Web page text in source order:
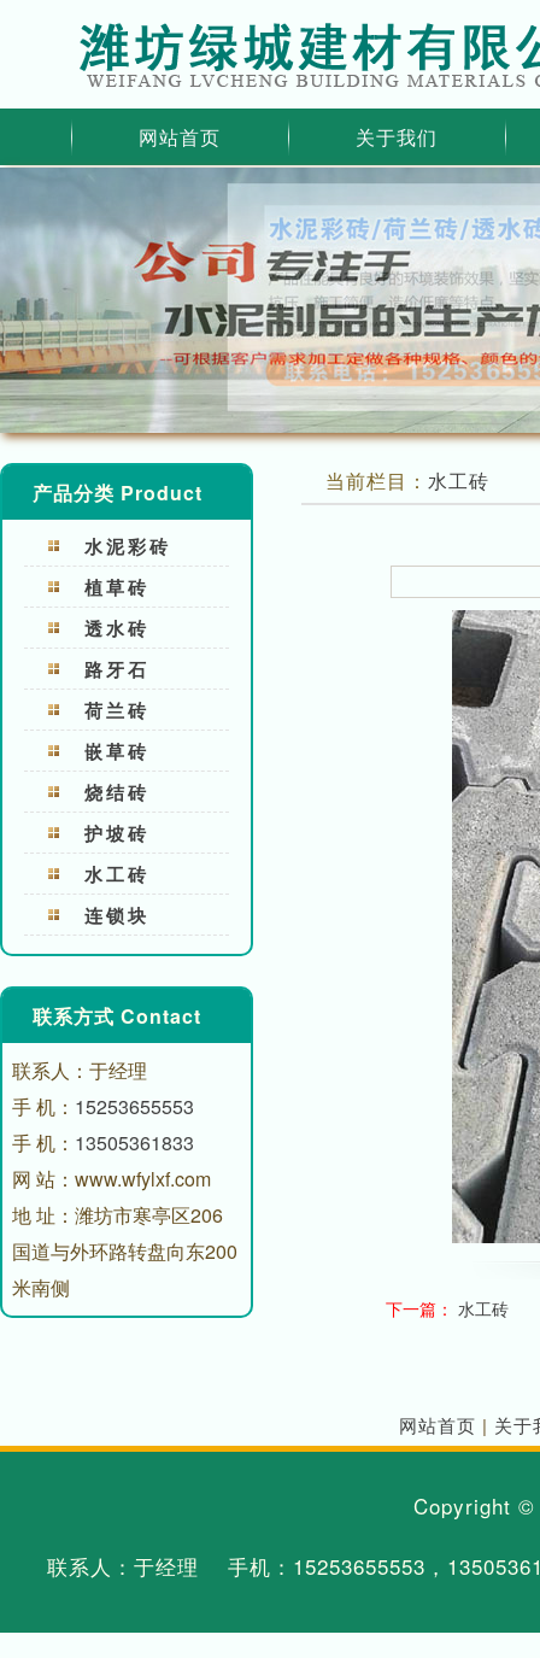
网站首页 关于我们
产品分类 Product
水泥彩砖
植草砖
透水砖
路牙石
荷兰砖
嵌草砖
烧结砖
护坡砖
水工砖
连锁块
联系方式 Contact
联系人：于经理
手 机： 15253655553
手 机： 13505361833
网 站：www.wfylxf.com
地 址：潍坊市寒亭区206
国道与外环路转盘向东200
米南侧
当前栏目： 水工砖
下一篇： 水工砖
网站首页 | 关于
Copyright
联系人：于经理 手机： 15253655553 ，